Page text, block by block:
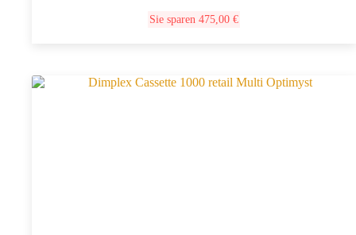
Sie sparen 475,00 €